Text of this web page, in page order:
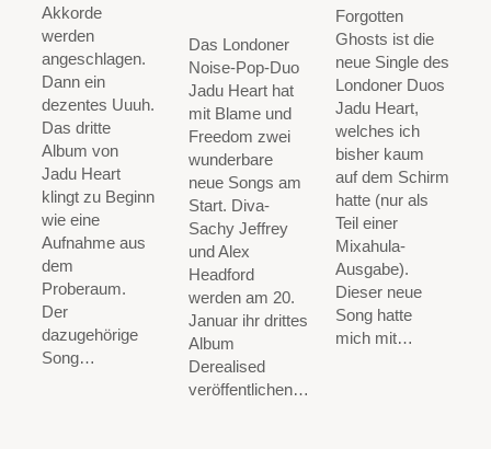
Akkorde
werden
angeschlagen.
Dann ein
dezentes Uuuh.
Das dritte
Album von
Jadu Heart
klingt zu Beginn
wie eine
Aufnahme aus
dem
Proberaum.
Der
dazugehörige
Song…
Das Londoner
Noise-Pop-Duo
Jadu Heart hat
mit Blame und
Freedom zwei
wunderbare
neue Songs am
Start. Diva-
Sachy Jeffrey
und Alex
Headford
werden am 20.
Januar ihr drittes
Album
Derealised
veröffentlichen…
Forgotten
Ghosts ist die
neue Single des
Londoner Duos
Jadu Heart,
welches ich
bisher kaum
auf dem Schirm
hatte (nur als
Teil einer
Mixahula-
Ausgabe).
Dieser neue
Song hatte
mich mit…